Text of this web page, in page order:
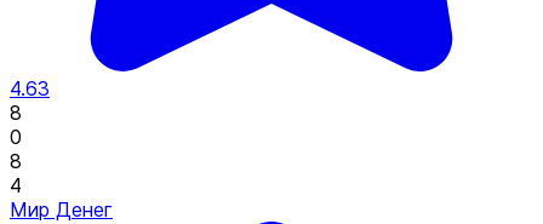
4.63
8
0
8
4
Мир Денег